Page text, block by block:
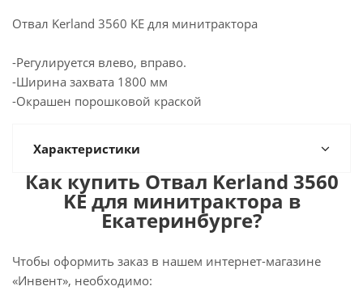
Отвал Kerland 3560 KE для минитрактора
-Регулируется влево, вправо.
-Ширина захвата 1800 мм
-Окрашен порошковой краской
Характеристики
Как купить Отвал Kerland 3560
KE для минитрактора в
Екатеринбурге?
Чтобы оформить заказ в нашем интернет-магазине
«Инвент», необходимо: